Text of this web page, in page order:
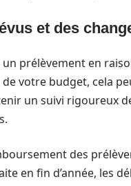
et des
prélèvement en
de votre budget, cela
un suivi rigoureux
des
en fin d’année, les